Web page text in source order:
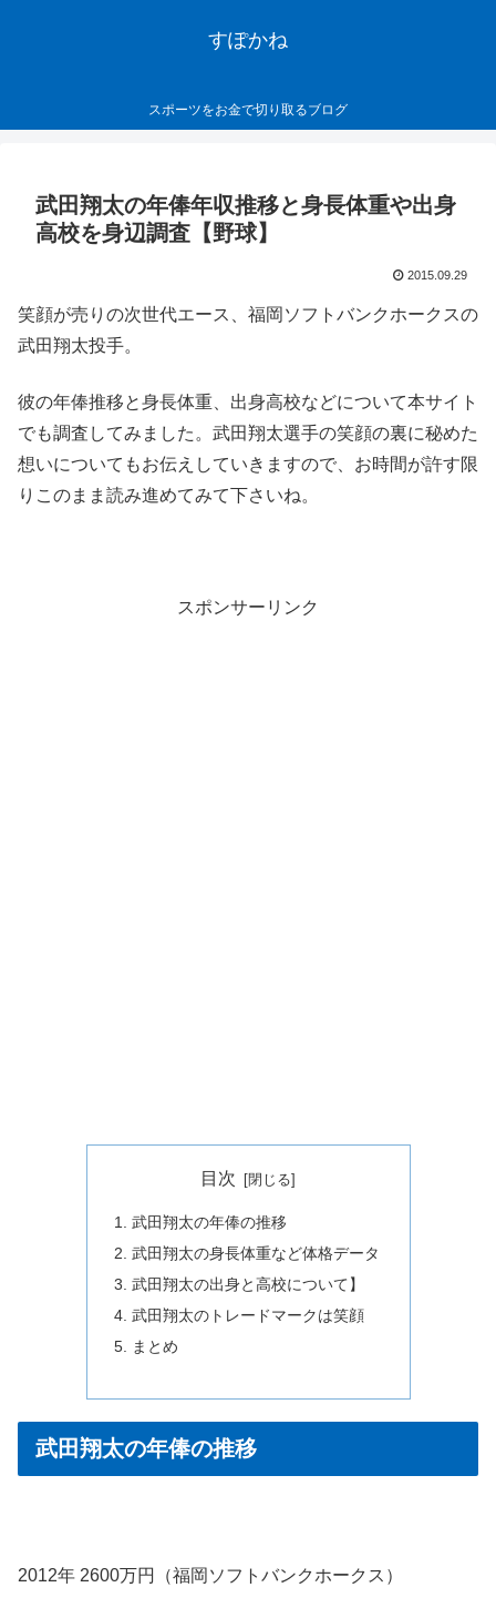
すぽかね
スポーツをお金で切り取るブログ
武田翔太の年俸年収推移と身長体重や出身
高校を身辺調査【野球】
2015.09.29
笑顔が売りの次世代エース、福岡ソフトバンクホークスの
武田翔太投手。
彼の年俸推移と身長体重、出身高校などについて本サイト
でも調査してみました。武田翔太選手の笑顔の裏に秘めた
想いについてもお伝えしていきますので、お時間が許す限
りこのまま読み進めてみて下さいね。
スポンサーリンク
目次
武田翔太の年俸の推移
武田翔太の身長体重など体格データ
武田翔太の出身と高校について】
武田翔太のトレードマークは笑顔
まとめ
武田翔太の年俸の推移
2012年 2600万円（福岡ソフトバンクホークス）